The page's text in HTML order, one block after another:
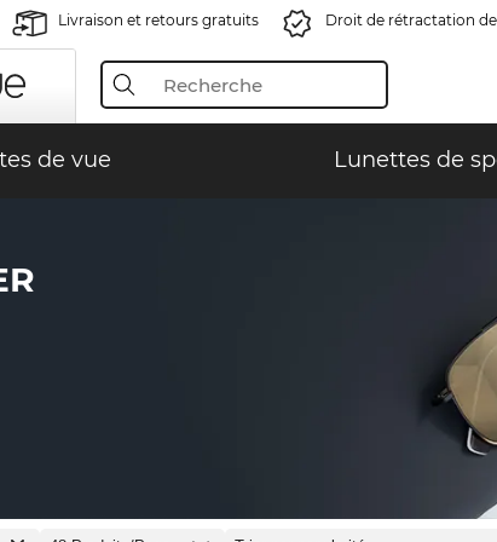
Livraison et retours gratuits Droit de rétractation
de vue Lunettes de